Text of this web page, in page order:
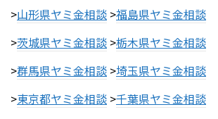
>山形県ヤミ金相談 >福島県ヤミ金相談
>茨城県ヤミ金相談 >栃木県ヤミ金相談
>群馬県ヤミ金相談 >埼玉県ヤミ金相談
>東京都ヤミ金相談 >千葉県ヤミ金相談